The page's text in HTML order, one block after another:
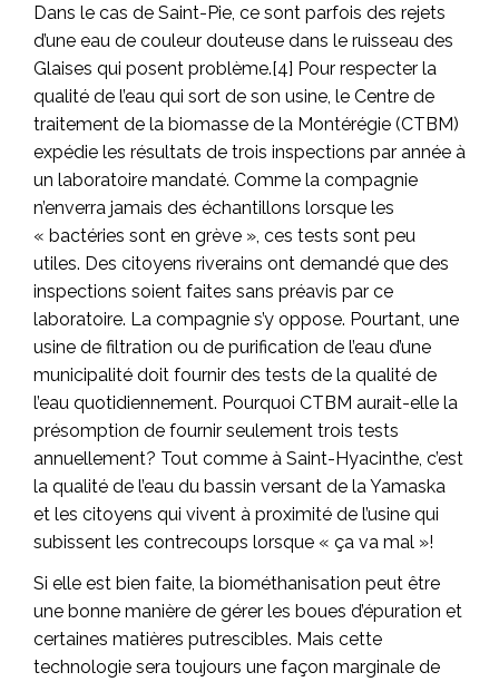
Dans le cas de Saint-Pie, ce sont parfois des rejets
d’une eau de couleur douteuse dans le ruisseau des
Glaises qui posent problème.[4] Pour respecter la
qualité de l’eau qui sort de son usine, le Centre de
traitement de la biomasse de la Montérégie (CTBM)
expédie les résultats de trois inspections par année à
un laboratoire mandaté. Comme la compagnie
n’enverra jamais des échantillons lorsque les
« bactéries sont en grève », ces tests sont peu
utiles. Des citoyens riverains ont demandé que des
inspections soient faites sans préavis par ce
laboratoire. La compagnie s’y oppose. Pourtant, une
usine de filtration ou de purification de l’eau d’une
municipalité doit fournir des tests de la qualité de
l’eau quotidiennement. Pourquoi CTBM aurait-elle la
présomption de fournir seulement trois tests
annuellement? Tout comme à Saint-Hyacinthe, c’est
la qualité de l’eau du bassin versant de la Yamaska
et les citoyens qui vivent à proximité de l’usine qui
subissent les contrecoups lorsque « ça va mal »!
Si elle est bien faite, la biométhanisation peut être
une bonne manière de gérer les boues d’épuration et
certaines matières putrescibles. Mais cette
technologie sera toujours une façon marginale de